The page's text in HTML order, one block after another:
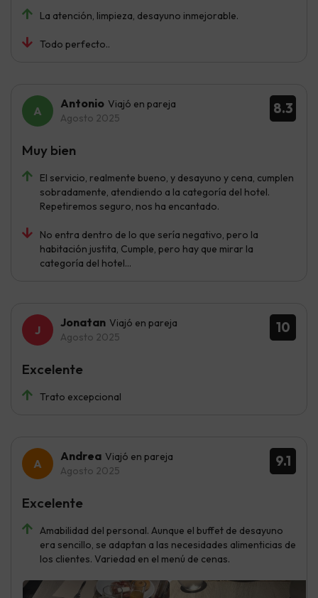
La atención, limpieza, desayuno inmejorable.
Todo perfecto..
8.3
Antonio Viajó en pareja
Agosto 2025
El servicio, realmente bueno, y desayuno y cena, cumplen
sobradamente, atendiendo a la categoría del hotel.
Repetiremos seguro, nos ha encantado.
No entra dentro de lo que sería negativo, pero la
habitación justita, Cumple, pero hay que mirar la
categoría del hotel...
Muy bien
10
Jonatan Viajó en pareja
Agosto 2025
Trato excepcional
Excelente
9.1
Andrea Viajó en pareja
Agosto 2025
Amabilidad del personal. Aunque el buffet de desayuno
era sencillo, se adaptan a las necesidades alimenticias de
los clientes. Variedad en el menú de cenas.
Excelente